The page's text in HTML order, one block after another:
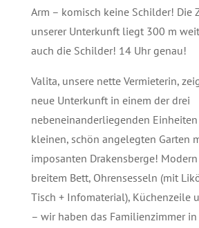
Arm – komisch keine Schilder! Die
unserer Unterkunft liegt 300 m
auch die Schilder! 14 Uhr genau!
Valita, unsere nette Vermieterin,
neue Unterkunft in einem der drei
nebeneinanderliegenden
kleinen, schön angelegten Garten
imposanten Drakensberge!
breitem Bett, Ohrensesseln (mit
Tisch + Infomaterial), Küchenzeile
– wir haben das Familienzimmer